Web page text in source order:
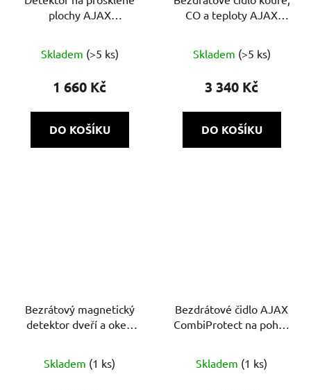
plochy AJAX
hodnocení
produktu
z
Skladem (>5 ks)
1 660 Kč
DO KOŠÍKU
CO a teploty AJAX
hodnocení
produktu
z
Skladem (>5 ks)
3 340 Kč
DO KOŠÍKU
Bezrátový magnetický
detektor dveří a oken
Skladem (1 ks)
Bezdrátové čidlo AJAX
CombiProtect na pohyb
Skladem (1 ks)